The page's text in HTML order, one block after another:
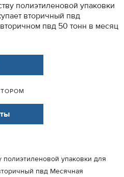
полиэтиленовой упаковки
вторичный пвд
пвд 50 тонн в месяц
полиэтиленовой упаковки для
пвд Месячная